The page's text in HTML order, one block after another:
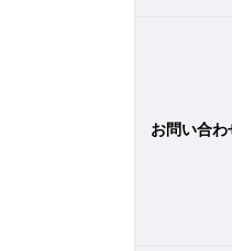
お問い合わ